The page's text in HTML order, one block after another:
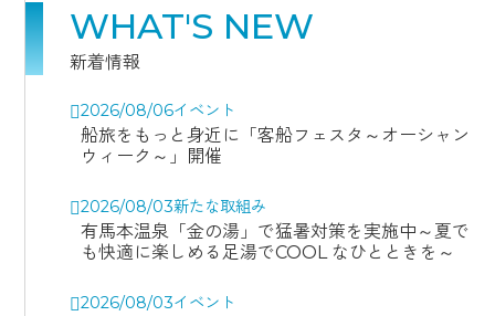
WHAT'S NEW
新着情報
2026/08/06イベント
船旅をもっと身近に「客船フェスタ～オーシャン
ウィーク～」開催
2026/08/03新たな取組み
有馬本温泉「金の湯」で猛暑対策を実施中～夏で
も快適に楽しめる足湯でCOOL なひとときを～
2026/08/03イベント